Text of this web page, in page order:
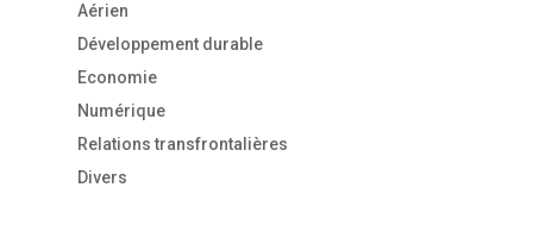
Aérien
Développement durable
Economie
Numérique
Relations transfrontalières
Divers